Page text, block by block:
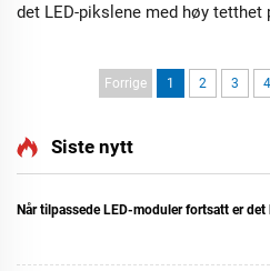
det LED-pikslene med høy
uten å ofre bildekvalitet.
Forrige 1 2 3 4
Siste nytt
Når tilpassede LED-moduler fortsatt er det